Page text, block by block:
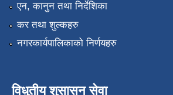
एन, कानुन तथा निर्देशिका
कर तथा शुल्कहरु
नगरकार्यपालिकाको निर्णयहरु
विधुतीय शुसासन सेवा